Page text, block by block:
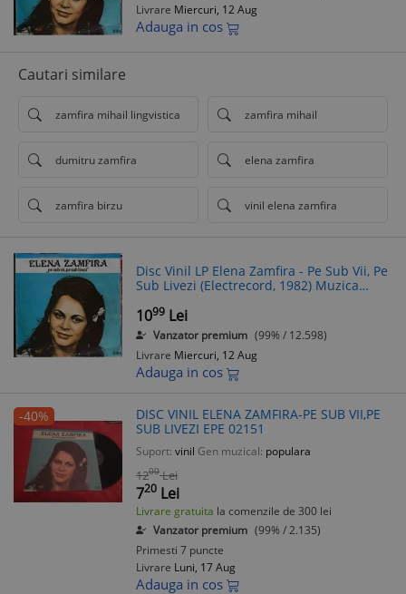
Livrare Miercuri, 12 Aug
Adauga in cos
Cautari similare
zamfira mihail lingvistica zamfira mihail
dumitru zamfira elena zamfira
zamfira birzu vinil elena zamfira
Disc Vinil LP Elena Zamfira - Pe Sub Vii, Pe
Sub Livezi (Electrecord, 1982) Muzica
1099 Lei
Vanzator premium (99% / 12.598)
Livrare Miercuri, 12 Aug
Adauga in cos
-40%
DISC VINIL ELENA ZAMFIRA-PE SUB VII,PE
SUB LIVEZI EPE 02151
Suport: vinil Gen muzical: populara
1200 Lei
720 Lei
Livrare gratuita la comenzile de 300 lei
Vanzator premium (99% / 2.135)
Primesti 7 puncte
Livrare Luni, 17 Aug
Adauga in cos